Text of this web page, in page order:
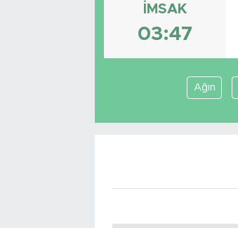
İMSAK
03:47
Ağın
Resmi İlanlar